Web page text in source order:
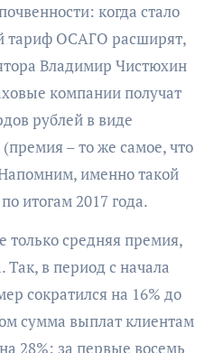
когда стало
тариф ОСАГО расширят,
Владимир Чистюхин
компании получат
рублей в виде
– то же самое, что
именно такой
итогам 2017 года.
только средняя премия,
в период с начала
сократился на 16% до
сумма выплат клиентам
28%: за первые восемь